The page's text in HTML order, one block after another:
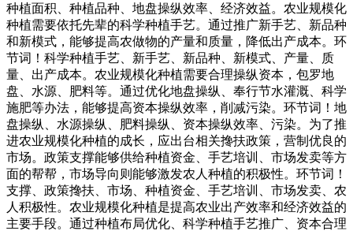
种植面积、种植品种、地盘操纵效率、经济效益。农业规模化
种植需要依托先辈的科学种植手艺。通过推广新手艺、新品种
和新模式，能够提高农做物的产量和质量，降低出产成本。环
节词！科学种植手艺、新手艺、新品种、新模式、产量、质
量、出产成本。农业规模化种植需要合理操纵资本，包罗地
盘、水源、肥料等。通过优化地盘操纵、奉行节水灌溉、科学
施肥等办法，能够提高资本操纵效率，削减污染。环节词！地
盘操纵、水源操纵、肥料操纵、资本操纵效率、污染。为了推
进农业规模化种植的成长，应出台相关搀扶政策，营制优良的
市场。政策支撑能够供给种植资金、手艺培训、市场发卖等方
面的帮帮，市场导向则能够激发农人种植的积极性。环节词！
支撑、政策搀扶、市场、种植资金、手艺培训、市场发卖、农
人积极性。农业规模化种植是提高农业出产效率和经济效益的
主要手段。通过种植布局优化、科学种植手艺推广、资本合理